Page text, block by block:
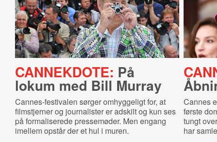
CANNEKDOTE: På
lokum med Bill Murray
Cannes-festivalen sørger omhyggeligt for, at
filmstjerner og journalister er adskilt og kun ses
på formaliserede pressemøder. Men engang
imellem opstår der et hul i muren.
Cannes
første
tungt
har